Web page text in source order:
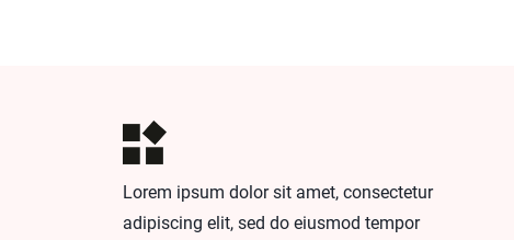
Lorem ipsum dolor sit amet, consectetur
adipiscing elit, sed do eiusmod tempor